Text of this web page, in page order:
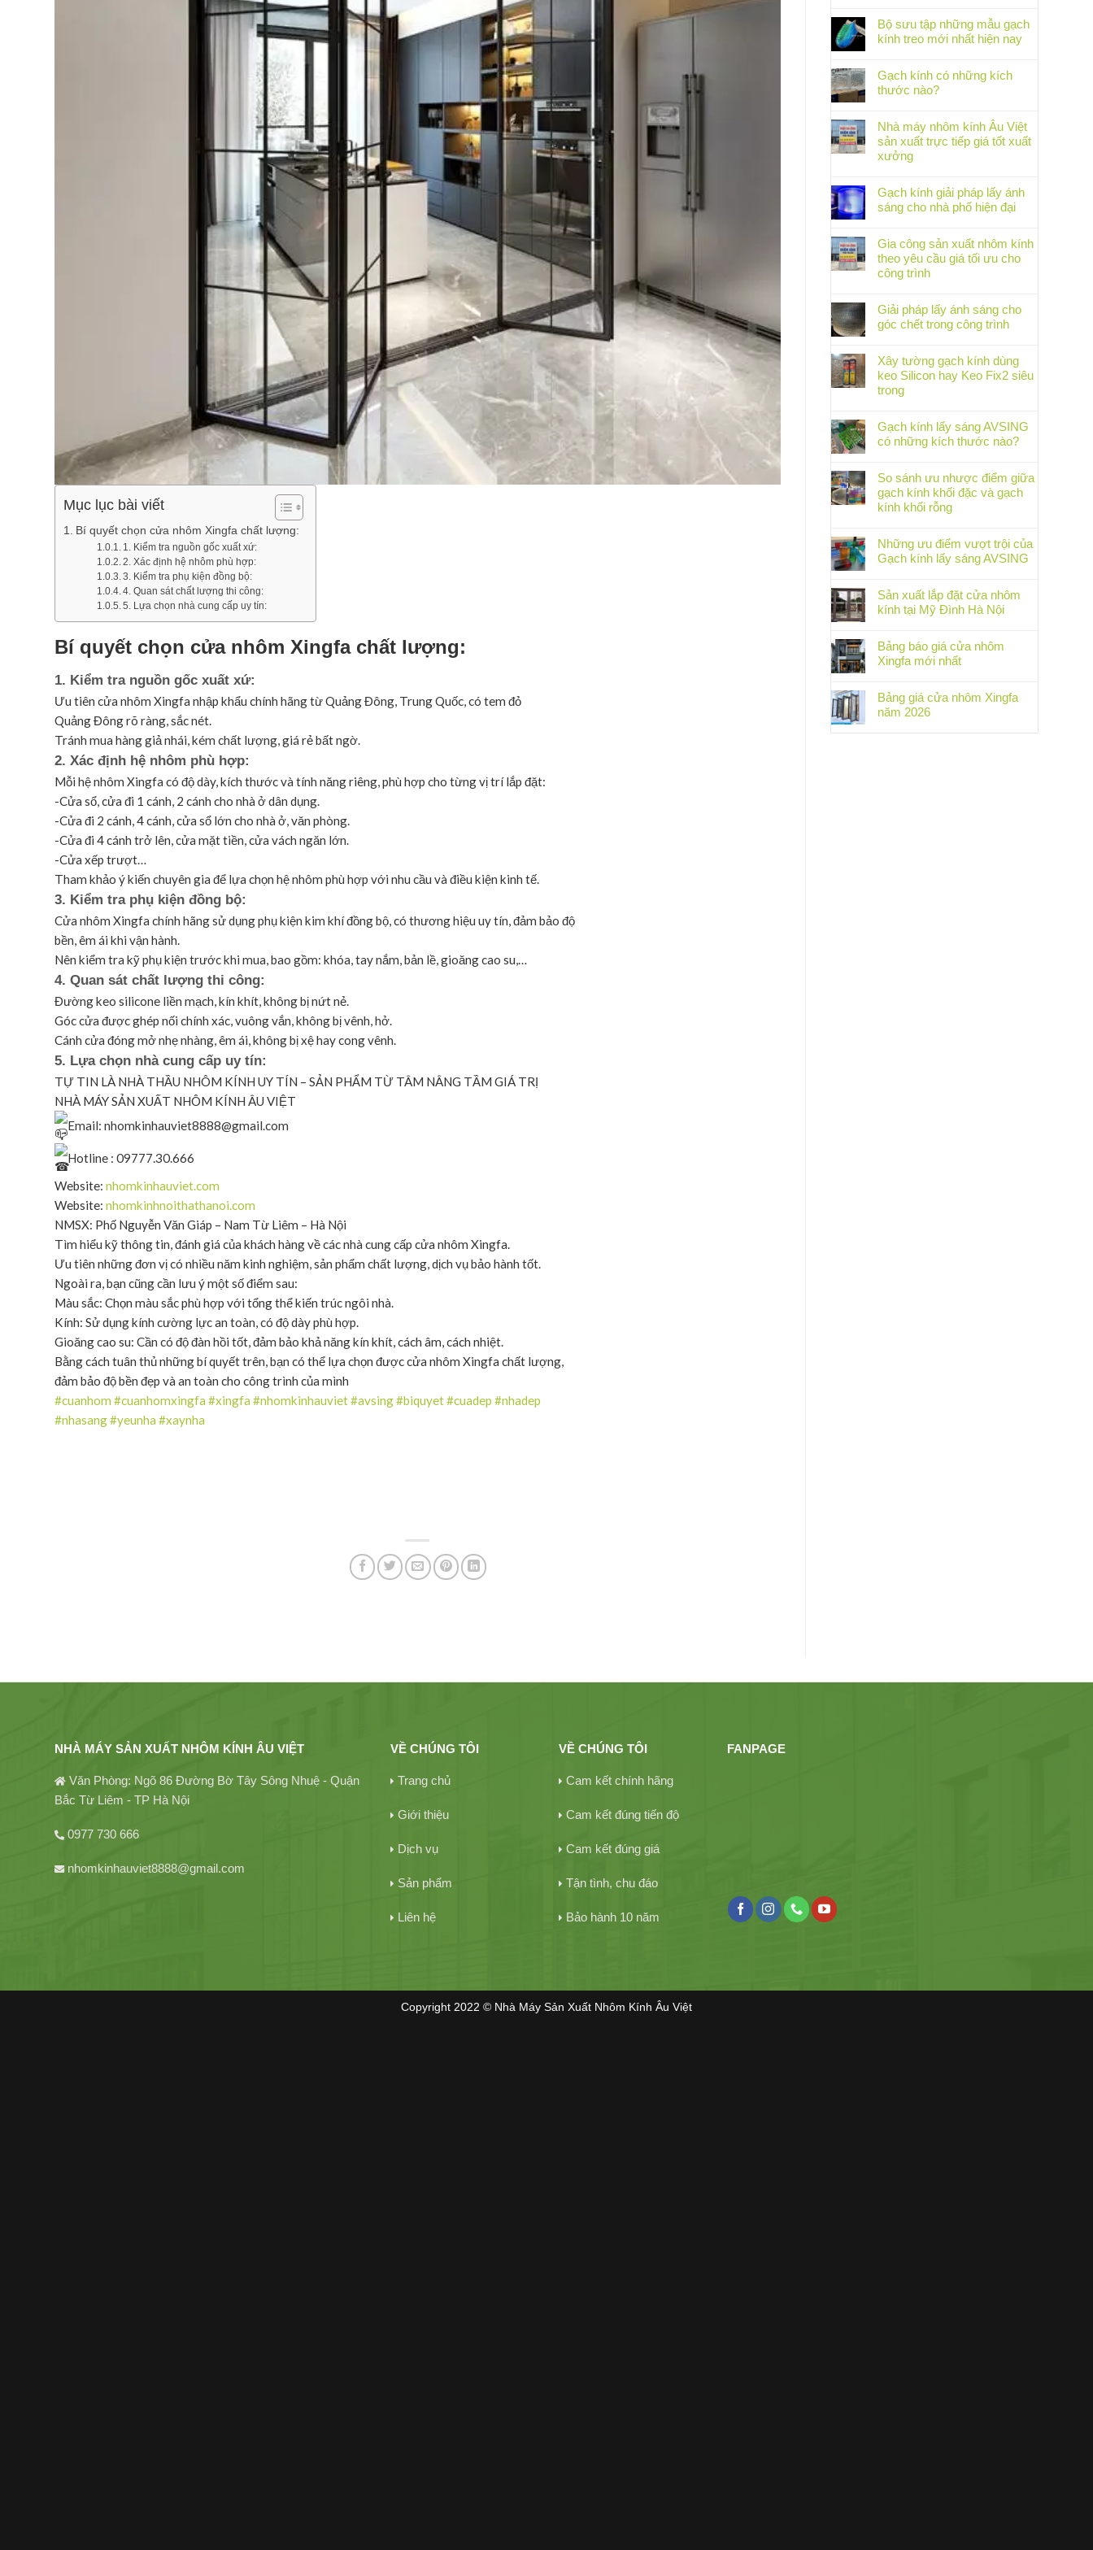
Mục lục bài viết
Bí quyết chọn cửa nhôm Xingfa chất lượng:
1. Kiểm tra nguồn gốc xuất xứ:
2. Xác định hệ nhôm phù hợp:
3. Kiểm tra phụ kiện đồng bộ:
4. Quan sát chất lượng thi công:
5. Lựa chọn nhà cung cấp uy tín:
Bíquyết chọn cửa nhôm Xingfa chất lượng:
1. Kiểm tra nguồn gốc xuất xứ:
Ưu tiên cửa nhôm Xingfa nhập khẩu chính hãng từ Quảng Đông, Trung Quốc, có tem đỏ
Quảng Đông rõ ràng, sắc nét.
Tránh mua hàng giả nhái, kém chất lượng, giá rẻ bất ngờ.
2. Xác định hệ nhôm phù hợp:
Mỗi hệ nhôm Xingfa có độ dày, kích thước và tính năng riêng, phù hợp cho từng vị trí lắp đặt:
-Cửa sổ, cửa đi 1 cánh, 2 cánh cho nhà ở dân dụng.
-Cửa đi 2 cánh, 4 cánh, cửa sổ lớn cho nhà ở, văn phòng.
-Cửa đi 4 cánh trở lên, cửa mặt tiền, cửa vách ngăn lớn.
-Cửa xếp trượt…
Tham khảo ý kiến chuyên gia để lựa chọn hệ nhôm phù hợp với nhu cầu và điều kiện kinh tế.
3. Kiểm tra phụ kiện đồng bộ:
Cửa nhôm Xingfa chính hãng sử dụng phụ kiện kim khí đồng bộ, có thương hiệu uy tín, đảm bảo độ
bền, êm ái khi vận hành.
Nên kiểm tra kỹ phụ kiện trước khi mua, bao gồm: khóa, tay nắm, bản lề, gioăng cao su,…
4. Quan sát chất lượng thi công:
Đường keo silicone liền mạch, kín khít, không bị nứt nẻ.
Góc cửa được ghép nối chính xác, vuông vắn, không bị vênh, hở.
Cánh cửa đóng mở nhẹ nhàng, êm ái, không bị xệ hay cong vênh.
5. Lựa chọn nhà cung cấp uy tín:
TỰ TIN LÀ NHÀ THẦU NHÔM KÍNH UY TÍN – SẢN PHẨM TỪ TÂM NÂNG TẦM GIÁ TRỊ
NHÀ MÁY SẢN XUẤT NHÔM KÍNH ÂU VIỆT
Email: nhomkinhauviet8888@gmail.com
Hotline : 09777.30.666
Website: nhomkinhauviet.com
Website: nhomkinhnoithathanoi.com
NMSX: Phố Nguyễn Văn Giáp – Nam Từ Liêm – Hà Nội
Tìm hiểu kỹ thông tin, đánh giá của khách hàng về các nhà cung cấp cửa nhôm Xingfa.
Ưu tiên những đơn vị có nhiều năm kinh nghiệm, sản phẩm chất lượng, dịch vụ bảo hành tốt.
Ngoài ra, bạn cũng cần lưu ý một số điểm sau:
Màu sắc: Chọn màu sắc phù hợp với tổng thể kiến trúc ngôi nhà.
Kính: Sử dụng kính cường lực an toàn, có độ dày phù hợp.
Gioăng cao su: Cần có độ đàn hồi tốt, đảm bảo khả năng kín khít, cách âm, cách nhiệt.
Bằng cách tuân thủ những bí quyết trên, bạn có thể lựa chọn được cửa nhôm Xingfa chất lượng,
đảm bảo độ bền đẹp và an toàn cho công trình của mình
#cuanhom #cuanhomxingfa #xingfa #nhomkinhauviet#avsing#biquyet#cuadep #nhadep
#nhasang#yeunha #xaynha
Bộ sưu tập những mẫu gạch
kính treo mới nhất hiện nay
Gạch kính có những kích
thước nào?
Nhà máy nhôm kính Âu Việt
sản xuất trực tiếp giá tốt xuất
xưởng
Gạch kính giải pháp lấy ánh
sáng cho nhà phố hiện đại
Gia công sản xuất nhôm kính
theo yêu cầu giá tối ưu cho
công trình
Giải pháp lấy ánh sáng cho
góc chết trong công trình
Xây tường gạch kính dùng
keo Silicon hay Keo Fix2 siêu
trong
Gạch kính lấy sáng AVSING
có những kích thước nào?
So sánh ưu nhược điểm giữa
gạch kính khối đặc và gạch
kính khối rỗng
Những ưu điểm vượt trội của
Gạch kính lấy sáng AVSING
Sản xuất lắp đặt cửa nhôm
kính tại Mỹ Đình Hà Nội
Bảng báo giá cửa nhôm
Xingfa mới nhất
Bảng giá cửa nhôm Xingfa
năm 2026
NHÀ MÁY SẢN XUẤT NHÔM KÍNH ÂU VIỆT
Văn Phòng: Ngõ 86 Đường Bờ Tây Sông Nhuệ - Quận
Bắc Từ Liêm - TP Hà Nội
0977 730 666
nhomkinhauviet8888@gmail.com
VỀ CHÚNG TÔI
Trang chủ
Giới thiệu
Dịch vụ
Sản phẩm
Liên hệ
VỀ CHÚNG TÔI
Cam kết chính hãng
Cam kết đúng tiến độ
Cam kết đúng giá
Tận tình, chu đáo
Bảo hành 10 năm
FANPAGE
Copyright 2022 © Nhà Máy Sản Xuất Nhôm Kính Âu Việt